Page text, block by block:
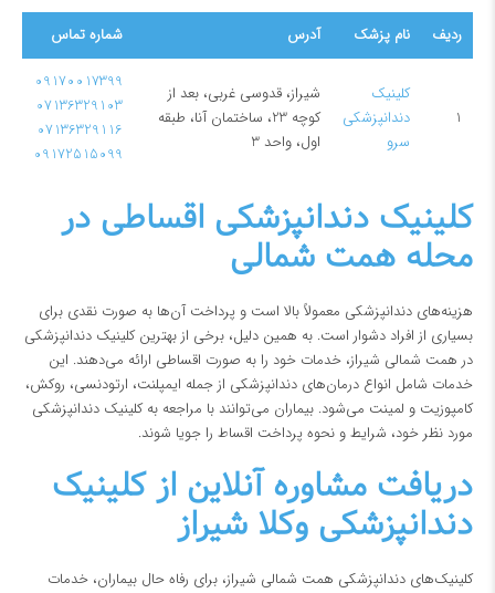
ردیف نام پزشک آدرس شماره تماس
1
کلینیک
دندانپزشکی
سرو
شیراز، قدوسی غربی، بعد از
کوچه 23، ساختمان آنا، طبقه
اول، واحد 3
09170017399
07136329103
07136329116
09172515099
کلینیک دندانپزشکی اقساطی در
محله همت شمالی
هزینه‌های دندانپزشکی معمولاً بالا است و پرداخت آن‌ها به صورت نقدی برای
بسیاری از افراد دشوار است. به همین دلیل، برخی از بهترین کلینیک دندانپزشکی
در همت شمالی شیراز، خدمات خود را به صورت اقساطی ارائه می‌دهند. این
خدمات شامل انواع درمان‌های دندانپزشکی از جمله ایمپلنت، ارتودنسی، روکش،
کامپوزیت و لمینت می‌شود. بیماران می‌توانند با مراجعه به کلینیک دندانپزشکی
مورد نظر خود، شرایط و نحوه پرداخت اقساط را جویا شوند.
دریافت مشاوره آنلاین از کلینیک‌
دندانپزشکی وکلا شیراز
کلینیک‌های دندانپزشکی همت شمالی شیراز، برای رفاه حال بیماران، خدمات